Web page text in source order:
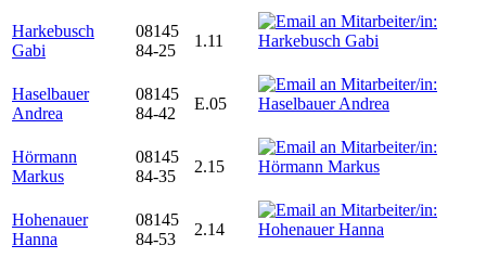
Harkebusch
Gabi
08145
84-25
1.11
Haselbauer
Andrea
08145
84-42
E.05
Hörmann
Markus
08145
84-35
2.15
Hohenauer
Hanna
08145
84-53
2.14